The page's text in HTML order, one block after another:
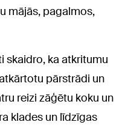
mājās, pagalmos,
skaidro, ka atkritumu
pārstrādi un
reizi zāģētu koku un
klades un līdzīgas